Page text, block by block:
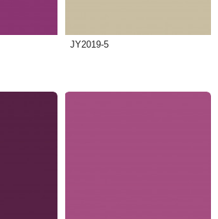
JY2019-5